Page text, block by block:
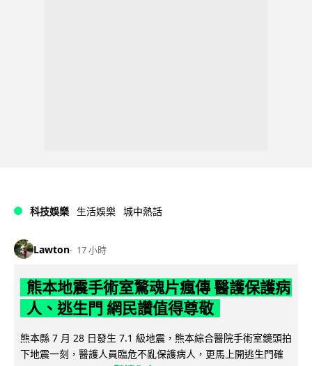
科技娛樂 生活娛樂 城中熱話
Lawton 17 小時
熊本地震手術室驚魂片瘋傳 醫護保護病
人、逃生門 網民讚值得尊敬
熊本縣 7 月 28 日發生 7.1 級地震，熊本綜合醫院手術室鏡頭拍
下地震一刻，醫護人員臨危不亂保護病人，更馬上開逃生門確